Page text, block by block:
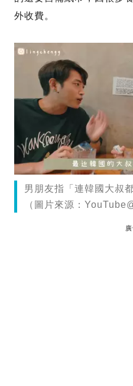
外收費。
男朋友指「連韓國大叔
（圖片來源：